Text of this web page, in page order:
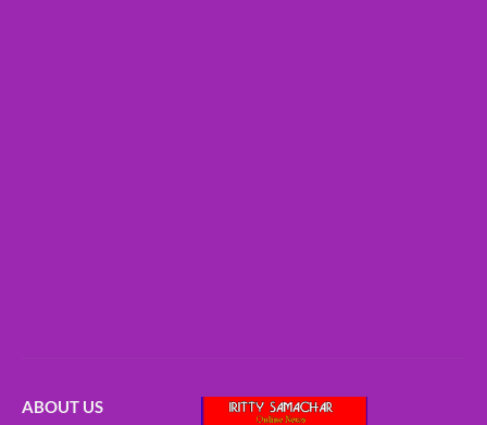
ABOUT US